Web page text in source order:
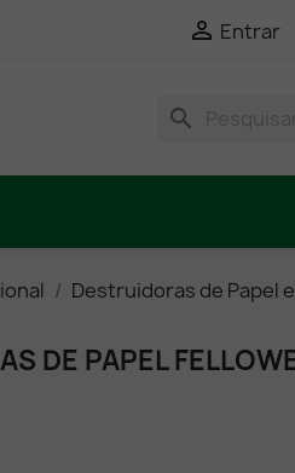
 Entrar
search
Destruidoras de Papel
DE PAPEL